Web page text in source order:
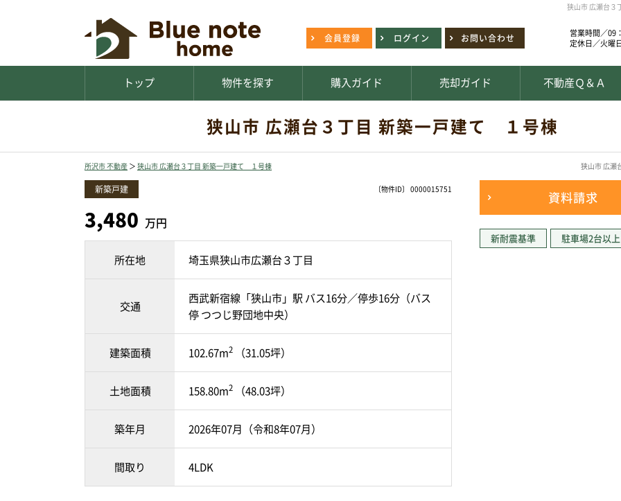
狭山市 広瀬台３
会員登録 ログイン お問い合わせ
営業時間／09
定休日／火曜
トップ 物件を探す 購入ガイド 売却ガイド 不動産Ｑ＆Ａ
狭山市 広瀬台３丁目 新築一戸建て １号棟
所沢市 不動産 ＞ 狭山市 広瀬台３丁目 新築一戸建て １号棟 狭山市 広瀬
〔物件ID〕 0000015751
新築戸建
3,480 万円
所在地 埼玉県狭山市広瀬台３丁目
交通
西武新宿線「狭山市」駅 バス16分／停歩16分（バス
停 つつじ野団地中央）
建築面積 102.67m2 （31.05坪）
土地面積 158.80m2 （48.03坪）
築年月 2026年07月（令和8年07月）
間取り 4LDK
資料請求
新耐震基準 駐車場2台以上